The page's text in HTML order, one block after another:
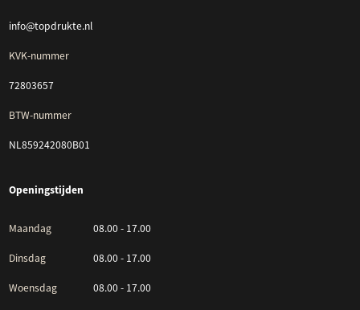
info@topdrukte.nl
KVK-nummer
72803657
BTW-nummer
NL859242080B01
Openingstijden
Maandag 08.00 - 17.00
Dinsdag 08.00 - 17.00
Woensdag 08.00 - 17.00